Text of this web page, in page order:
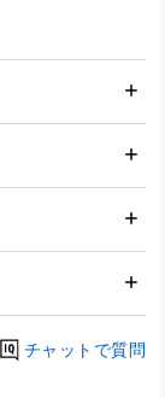
チャットで質問